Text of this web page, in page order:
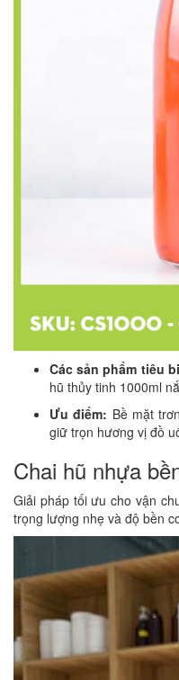
Các sản phẩm tiêu
hũ thủy tinh 1000ml
Ưu điểm: Bề mặt
giữ trọn hương vị đồ
Chai hũ nhựa
Giải pháp tối ưu cho vận
trọng lượng nhẹ và độ bền